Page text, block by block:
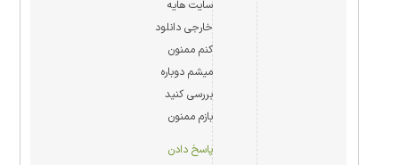
سایت هایه
خارجی دانلود
کنم ممنون
میشم دوباره
بررسی کنید
بازم ممنون
پاسخ دادن